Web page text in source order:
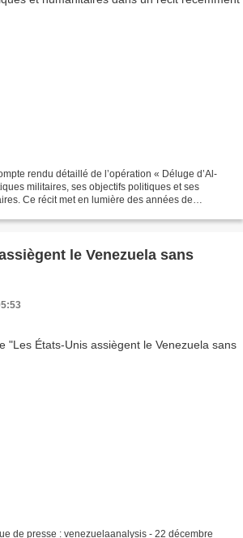
rendu détaillé de l’opération « Déluge d’Al-
militaires, ses objectifs politiques et ses
Ce récit met en lumière des années de
le Venezuela sans
de presse : venezuelaanalysis - 22 décembre